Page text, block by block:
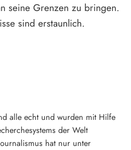
seine Grenzen zu bringen.
sind erstaunlich.
alle echt und wurden mit Hilfe
der Welt
hat nur unter